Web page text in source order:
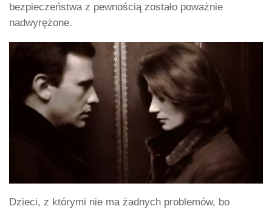
bezpieczeństwa z pewnością zostało poważnie
nadwyrężone.
Dzieci, z którymi nie ma żadnych problemów, bo